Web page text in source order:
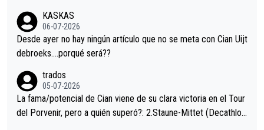
eta, a ver si por querer poner a Del Toro con calzador en posi
ción de podio UAE y Pojacar se van complicar el tour.
KASKAS
06-07-2026
Desde ayer no hay ningún artículo que no se meta con Cian Uijt
debroeks….porqué será??
trados
05-07-2026
La fama/potencial de Cian viene de su clara victoria en el Tour
del Porvenir, pero a quién superó?: 2.Staune-Mittet (Decathlon,